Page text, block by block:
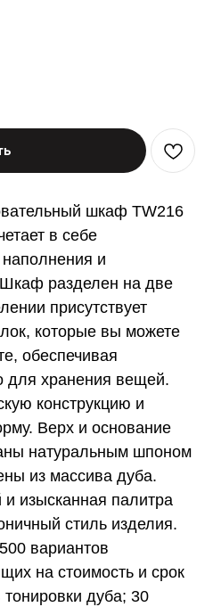
шкаф TW216
в себе
и
разделен на две
присутствует
которые вы можете
обеспечивая
для хранения вещей.
конструкцию и
Верх и основание
натуральным шпоном
из массива дуба.
изысканная палитра
стиль изделия.
вариантов
на стоимость и срок
дуба; 30